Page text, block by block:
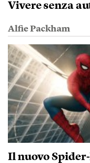
Vivere senza
Alfie Packham
Il nuovo